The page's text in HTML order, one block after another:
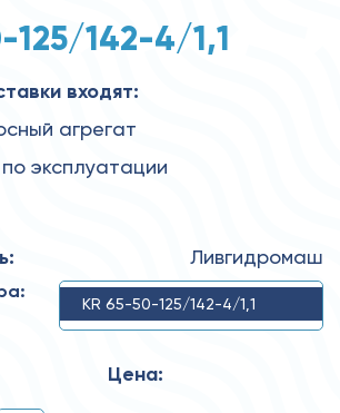
125/142-4/1,1
входят:
агрегат
эксплуатации
Ливгидромаш
KR 65-50-125/142-4/1,1
Цена: